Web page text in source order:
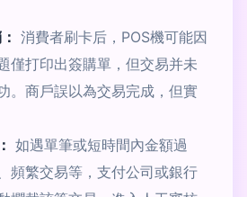
消費者刷卡后，POS機可能因
僅打印出簽購單，但交易并未
。商戶誤以為交易完成，但實
如遇單筆或短時間內金額過
頻繁交易等，支付公司或銀行